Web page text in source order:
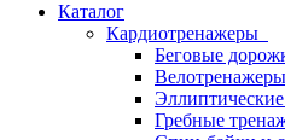
Каталог
Кардиотренажеры
Беговые
Велотренажеры
Гребные